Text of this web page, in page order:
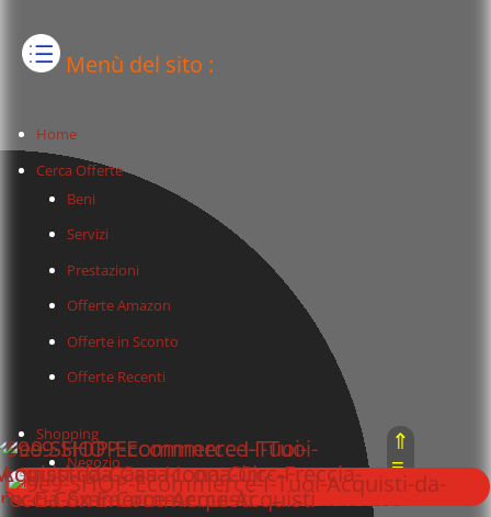
Menù del sito :
Home
Cerca Offerte
Beni
Servizi
Prestazioni
Offerte Amazon
Offerte in Sconto
Offerte Recenti
Shopping
Negozio
Carrello
⇑
≡
⇓